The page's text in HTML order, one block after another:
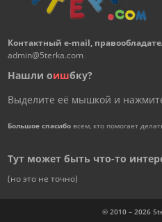
Контактный e-mail,
admin@5terka.com
Нашли оишбку?
Выделите её мышкой и
Большое спасибовсем, кто помогает
Тут может быть что-то
(но это не точно)
© 2010 – 2026